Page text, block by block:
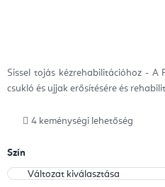
Sissel tojás kézrehabilitációhoz - A
csukló és ujjak erősítésére és
4 keménységi lehetőség
Szín